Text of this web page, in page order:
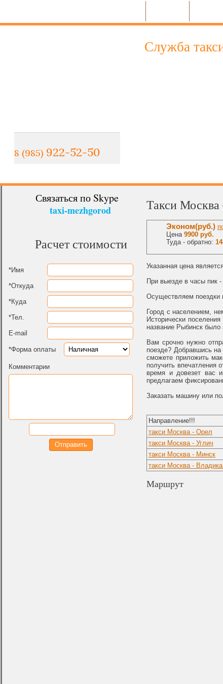
8 (985) 922-52-50
Связаться по Skype
taxi-mezhgorod
Служба
Расчет стоимости
*Имя
*Откуда
*Куда
*Тел.
E-mail
*Форма оплаты
Комментарии
Такси Москва
Эконом(руб.)
Цена 9900 руб.
Туда - обратно:
Указанная цена
При выезде в часы пик
Осуществляем поездки
Город с населением,
Исторически
название Рыбинск было
Вам срочно нужно
поезде? Добравшись
сможете приложить
получить впечатления
время и довезет вас
предлагаем
Заказать машину или
Направление!!!
такси Москва - Орел
такси Москва - Углич
такси Москва - Минск
такси Москва -
Маршрут